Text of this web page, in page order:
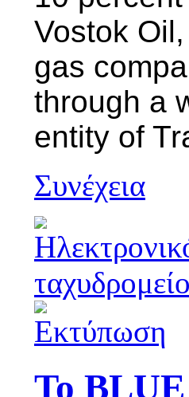
Vostok
gas
through a
entity of
Συνέχεια
Το